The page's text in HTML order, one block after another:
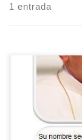
1 entrada
El viernes 13 de